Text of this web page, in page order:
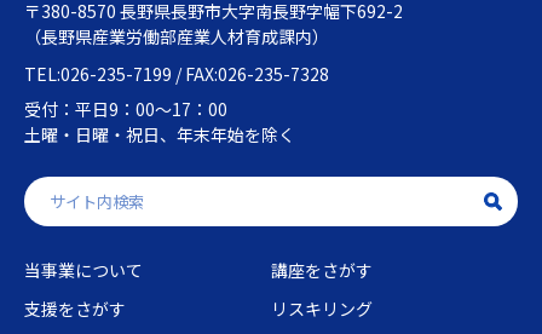
〒380-8570 長野県長野市大字南長野字幅下692-2
（長野県産業労働部産業人材育成課内）
TEL:026-235-7199 / FAX:026-235-7328
受付：平日9：00～17：00
土曜・日曜・祝日、年末年始を除く
当事業について
講座をさがす
支援をさがす
リスキリング